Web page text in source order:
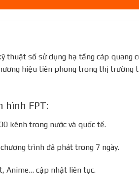
thuật số sử dụng hạ tầng cáp quang
hiệu tiên phong trong thị trường
hình FPT:
kênh trong nước và quốc tế.
trình đã phát trong 7 ngày.
Anime… cập nhật liên tục.